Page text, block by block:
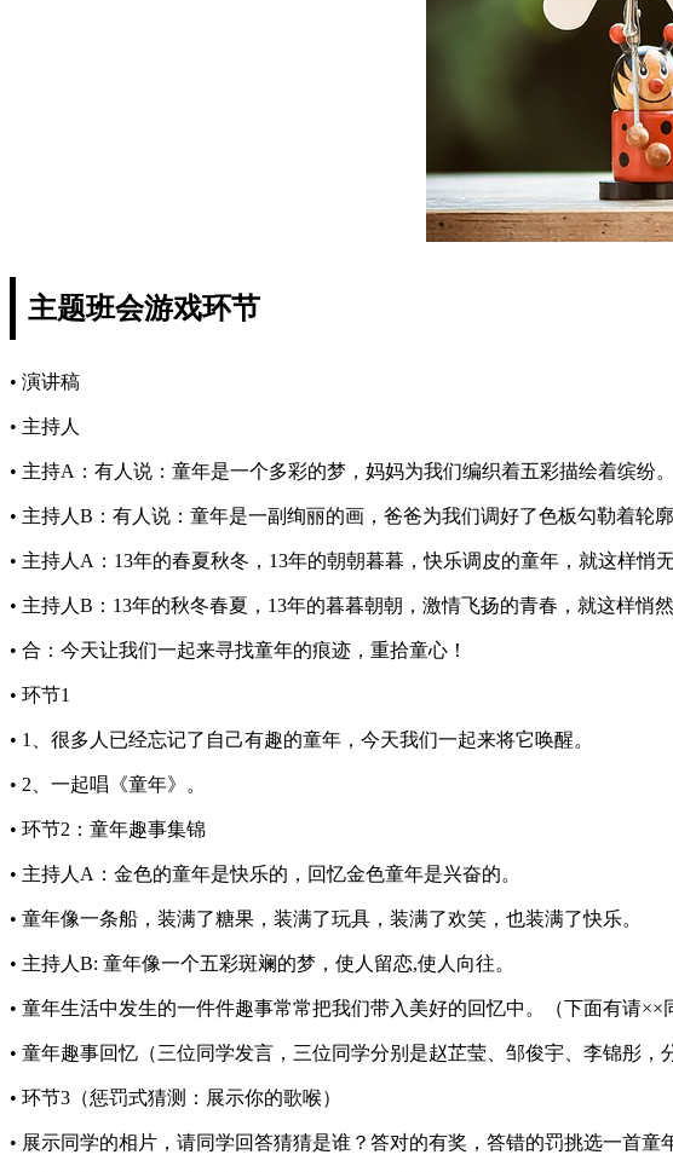
主题班会游戏环节
• 演讲稿
• 主持人
• 主持A：有人说：童年是一个多彩的梦，妈妈为我们编织着五彩描绘着缤纷。
• 主持人B：有人说：童年是一副绚丽的画，爸爸为我们调好了色板勾勒着轮廓
• 主持人A：13年的春夏秋冬，13年的朝朝暮暮，快乐调皮的童年，就这样悄无
• 主持人B：13年的秋冬春夏，13年的暮暮朝朝，激情飞扬的青春，就这样悄然
• 合：今天让我们一起来寻找童年的痕迹，重拾童心！
• 环节1
• 1、很多人已经忘记了自己有趣的童年，今天我们一起来将它唤醒。
• 2、一起唱《童年》。
• 环节2：童年趣事集锦
• 主持人A：金色的童年是快乐的，回忆金色童年是兴奋的。
• 童年像一条船，装满了糖果，装满了玩具，装满了欢笑，也装满了快乐。
• 主持人B: 童年像一个五彩斑斓的梦，使人留恋,使人向往。
• 童年生活中发生的一件件趣事常常把我们带入美好的回忆中。（下面有请××
• 童年趣事回忆（三位同学发言，三位同学分别是赵芷莹、邹俊宇、李锦彤，
• 环节3（惩罚式猜测：展示你的歌喉）
• 展示同学的相片，请同学回答猜猜是谁？答对的有奖，答错的罚挑选一首童